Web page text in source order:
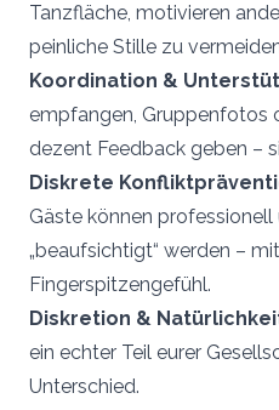
Tanzfläche, motivieren
peinliche Stille zu
Koordination &
empfangen, Gruppenfotos
dezent Feedback geben –
Diskrete
Gäste können professionell
„beaufsichtigt“ werden –
Fingerspitzengefühl.
Diskretion &
ein echter Teil eurer
Unterschied.